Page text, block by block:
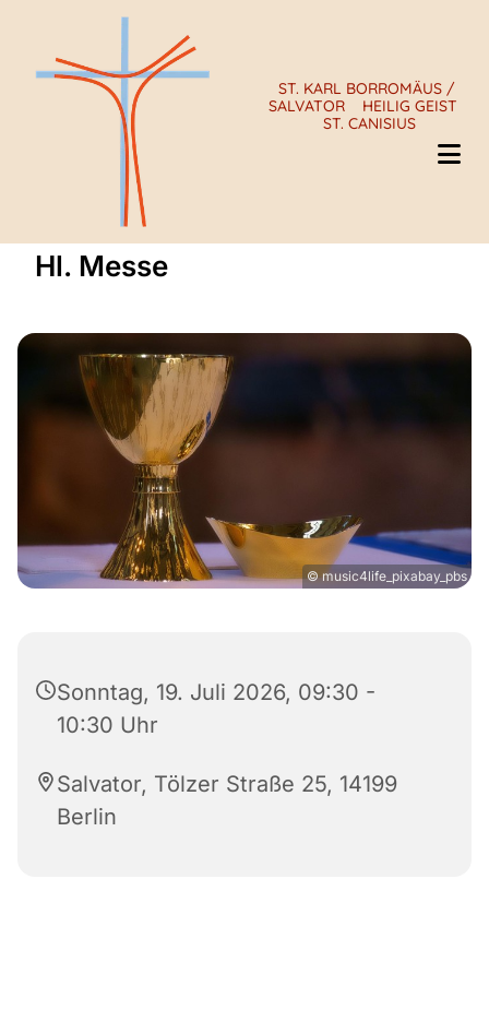
ST. KARL BORROMÄUS /
SALVATOR
HEILIG GEIST
ST. CANISIUS
Hl. Messe
© music4life_pixabay_pbs
Sonntag, 19. Juli 2026, 09:30 -
10:30 Uhr
Salvator, Tölzer Straße 25, 14199
Berlin